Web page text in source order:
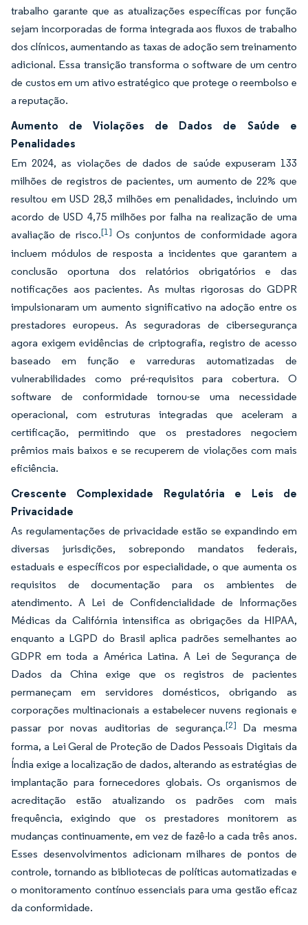
trabalho garante que as atualizações específicas por função
sejam incorporadas de forma integrada aos fluxos de trabalho
dos clínicos, aumentando as taxas de adoção sem treinamento
adicional. Essa transição transforma o software de um centro
de custos em um ativo estratégico que protege o reembolso e
a reputação.
Aumento de Violações de Dados de Saúde e
Penalidades
Em 2024, as violações de dados de saúde expuseram 133
milhões de registros de pacientes, um aumento de 22% que
resultou em USD 28,3 milhões em penalidades, incluindo um
acordo de USD 4,75 milhões por falha na realização de uma
avaliação de risco.[1] Os conjuntos de conformidade agora
incluem módulos de resposta a incidentes que garantem a
conclusão oportuna dos relatórios obrigatórios e das
notificações aos pacientes. As multas rigorosas do GDPR
impulsionaram um aumento significativo na adoção entre os
prestadores europeus. As seguradoras de cibersegurança
agora exigem evidências de criptografia, registro de acesso
baseado em função e varreduras automatizadas de
vulnerabilidades como pré-requisitos para cobertura. O
software de conformidade tornou-se uma necessidade
operacional, com estruturas integradas que aceleram a
certificação, permitindo que os prestadores negociem
prêmios mais baixos e se recuperem de violações com mais
eficiência.
Crescente Complexidade Regulatória e Leis de
Privacidade
As regulamentações de privacidade estão se expandindo em
diversas jurisdições, sobrepondo mandatos federais,
estaduais e específicos por especialidade, o que aumenta os
requisitos de documentação para os ambientes de
atendimento. A Lei de Confidencialidade de Informações
Médicas da Califórnia intensifica as obrigações da HIPAA,
enquanto a LGPD do Brasil aplica padrões semelhantes ao
GDPR em toda a América Latina. A Lei de Segurança de
Dados da China exige que os registros de pacientes
permaneçam em servidores domésticos, obrigando as
corporações multinacionais a estabelecer nuvens regionais e
passar por novas auditorias de segurança.[2]
Da mesma
forma, a Lei Geral de Proteção de Dados Pessoais Digitais da
Índia exige a localização de dados, alterando as estratégias de
implantação para fornecedores globais. Os organismos de
acreditação estão atualizando os padrões com mais
frequência, exigindo que os prestadores monitorem as
mudanças continuamente, em vez de fazê-lo a cada três anos.
Esses desenvolvimentos adicionam milhares de pontos de
controle, tornando as bibliotecas de políticas automatizadas e
o monitoramento contínuo essenciais para uma gestão eficaz
da conformidade.